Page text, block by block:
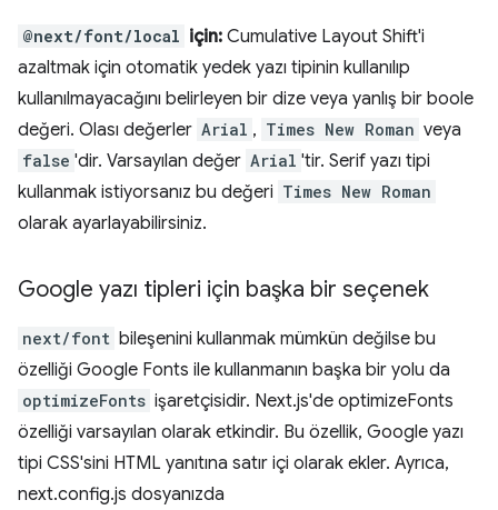
@next/font/local için: Cumulative Layout Shift'i
azaltmak için otomatik yedek yazı tipinin kullanılıp
kullanılmayacağını belirleyen bir dize veya yanlış bir boole
değeri. Olası değerler Arial , Times New Roman veya
false 'dir. Varsayılan değer Arial 'tir. Serif yazı tipi
kullanmak istiyorsanız bu değeri Times New Roman
olarak ayarlayabilirsiniz.
Google yazı tipleri için başka bir seçenek
next/font bileşenini kullanmak mümkün değilse bu
özelliği Google Fonts ile kullanmanın başka bir yolu da
optimizeFonts işaretçisidir. Next.js'de optimizeFonts
özelliği varsayılan olarak etkindir. Bu özellik, Google yazı
tipi CSS'sini HTML yanıtına satır içi olarak ekler. Ayrıca,
next.config.js dosyanızda